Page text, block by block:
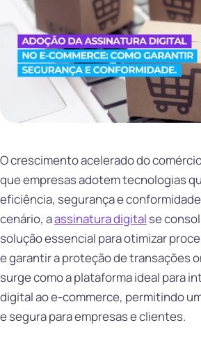
O crescimento acelerado do
que empresas adotem tecnologias
eficiência, segurança e
cenário, aassinatura digital se
solução essencial para otimizar
e garantir a proteção de transações
surge como a plataforma ideal para
digital ao e-commerce, permitindo
e segura para empresas e clientes.